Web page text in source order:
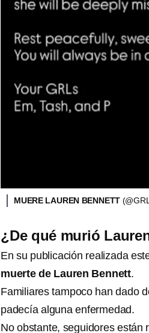
MUERE LAUREN BENNETT
¿De qué murió
En su publicación realizada
muerte de Lauren Bennett.
Familiares tampoco han dado
padecía alguna enfermedad.
No obstante, seguidores están